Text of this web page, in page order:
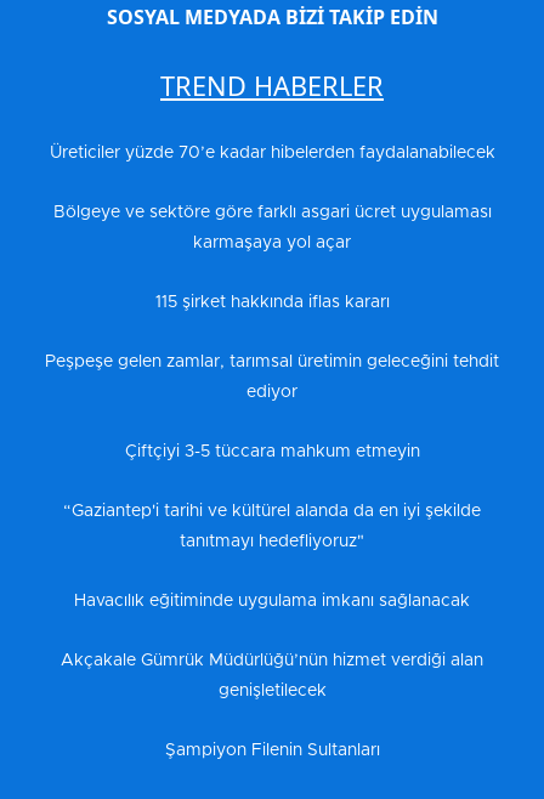
SOSYAL MEDYADA BİZİ TAKİP EDİN
TREND HABERLER
Üreticiler yüzde 70’e kadar hibelerden faydalanabilecek
Bölgeye ve sektöre göre farklı asgari ücret uygulaması
karmaşaya yol açar
115 şirket hakkında iflas kararı
Peşpeşe gelen zamlar, tarımsal üretimin geleceğini tehdit
ediyor
Çiftçiyi 3-5 tüccara mahkum etmeyin
“Gaziantep'i tarihi ve kültürel alanda da en iyi şekilde
tanıtmayı hedefliyoruz"
Havacılık eğitiminde uygulama imkanı sağlanacak
Akçakale Gümrük Müdürlüğü’nün hizmet verdiği alan
genişletilecek
Şampiyon Filenin Sultanları